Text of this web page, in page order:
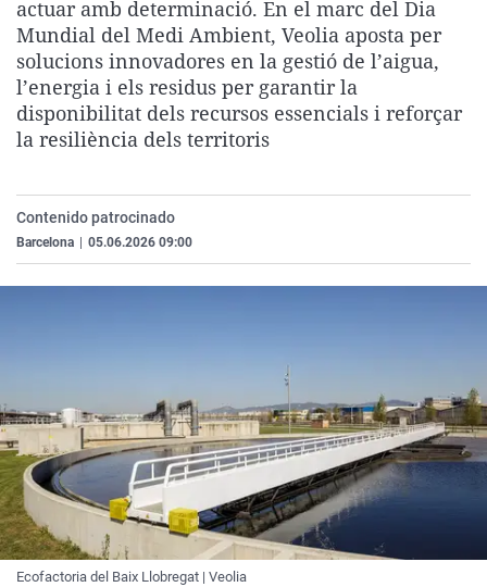
La rosa de los vientos
Gente viajera
Como el perro y el
Caso
Retornados
Equipo de
Operación Viuda
Extremadura
Galicia
La Rioja
Virales
Televisión
Elecciones
actuar amb determinació. En el marc del Dia
Mundial del Medi Ambient, Veolia aposta per
solucions innovadores en la gestió de l’aigua,
l’energia i els residus per garantir la
disponibilitat dels recursos essencials i reforçar
la resiliència dels territoris
Contenido patrocinado
Barcelona 05.06.2026 09:00
Ecofactoria del Baix Llobregat | Veolia